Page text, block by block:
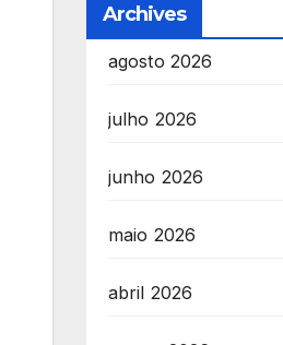
Archives
agosto 2026
julho 2026
junho 2026
maio 2026
abril 2026